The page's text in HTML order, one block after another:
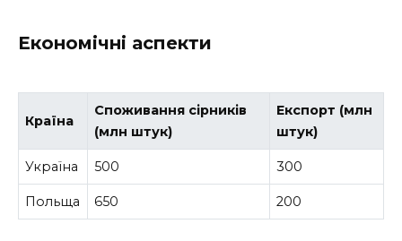
Економічні аспекти
Країна
Споживання сірників
(млн штук)
Експорт (млн
штук)
Україна 500 300
Польща 650 200